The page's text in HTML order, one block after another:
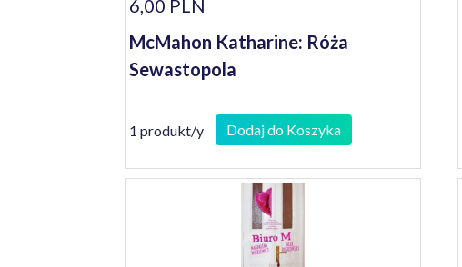
6,00 PLN
McMahon Katharine: Róża
Sewastopola
1 produkt/y Dodaj do Koszyka